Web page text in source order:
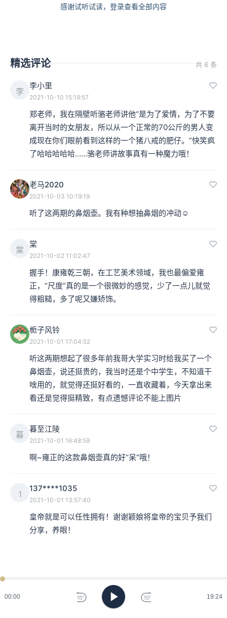
00:00 19:24
为好奇宝宝的康熙皇帝，热衷开发制造中国玻璃，这项新
清 乾隆 蓝色透明玻璃刻花鼻烟壶
的：蓝色透明玻璃内刻花、蓝色玻璃胎描金、如梦幻的淡
感谢试听试读，登录查看全部内容
精选评论 共 6 条
李
李小里
2021-10-10 15:19:57
郑老师，我在隔壁听骆老师讲他“是为了爱情，为了不要
离开当时的女朋友，所以从一个正常的70公斤的男人变
成现在你们眼前看到这样的一个猪八戒的肥仔。”快笑疯
了哈哈哈哈哈……骆老师讲故事真有一种魔力哦！
老马2020
2021-10-03 10:19:19
听了这两期的鼻烟壶。我有种想抽鼻烟的冲动☺️
棠
棠
2021-10-02 11:02:47
握手！康雍乾三朝，在工艺美术领域，我也最偏爱雍
正，“尺度”真的是一个很微妙的感觉，少了一点儿就觉
得粗糙，多了呢又嫌矫饰。
栀子风铃
2021-10-01 17:04:52
听这两期想起了很多年前我哥大学实习时给我买了一个
鼻烟壶，说还挺贵的，我当时还是个中学生，不知道干
啥用的，就觉得还挺好看的，一直收藏着，今天拿出来
看还是觉得挺精致，有点遗憾评论不能上图片
暮
暮至江陵
2021-10-01 16:48:59
啊~雍正的这款鼻烟壶真的好“呆”哦！
1
137****1035
2021-10-01 13:57:40
皇帝就是可以任性拥有！谢谢颖娘将皇帝的宝贝予我们
分享，养眼！